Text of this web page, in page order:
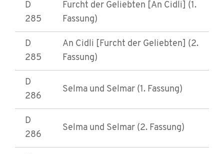
D
285
Furcht der Geliebten [An Cidli] (1.
Fassung)
D
285
An Cidli [Furcht der Geliebten] (2.
Fassung)
D
286
Selma und Selmar (1. Fassung)
D
286
Selma und Selmar (2. Fassung)